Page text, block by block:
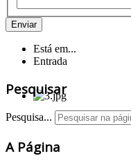
Enviar
Está em...
Entrada
Pesquisar
Pesquisa...
A Página